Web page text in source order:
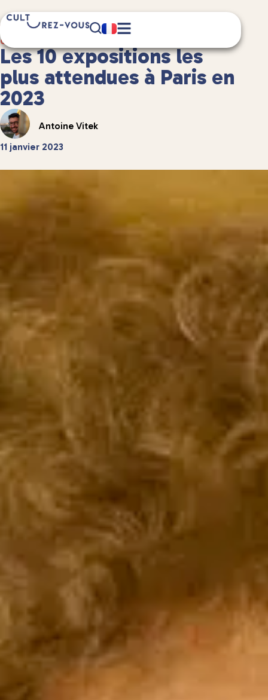
Culture
7 minute(s) de lecture
Les 10 expositions les
plus attendues à Paris en
2023
Antoine Vitek
11 janvier 2023